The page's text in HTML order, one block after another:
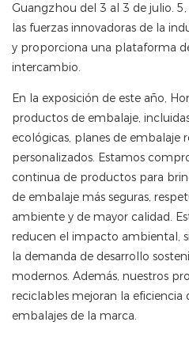
Guangzhou del 3 al 3 de julio.
las fuerzas innovadoras de la
y proporciona una plataforma
intercambio.
En la exposición de este año,
productos de embalaje,
ecológicas, planes de embalaje
personalizados. Estamos
continua de productos para
de embalaje más seguras,
ambiente y de mayor calidad.
reducen el impacto ambiental,
la demanda de desarrollo
modernos. Además, nuestros
reciclables mejoran la
embalajes de la marca.